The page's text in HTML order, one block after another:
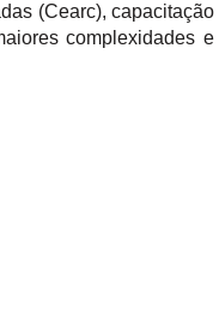
(Cearc), capacitação
complexidades e